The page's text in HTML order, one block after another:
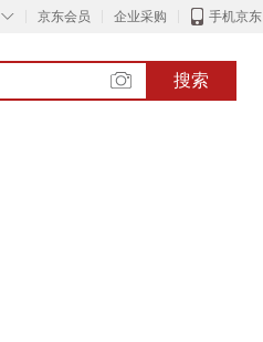
◇ 京东会员 企业采购 手机京东
搜索